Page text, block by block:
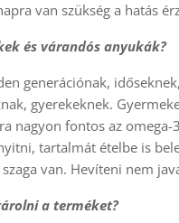
van szükség a hatás
és várandós anyukák?
generációnak,
gyerekeknek.
nagyon fontos az omega-
tartalmát ételbe is
van. Hevíteni nem
a terméket?